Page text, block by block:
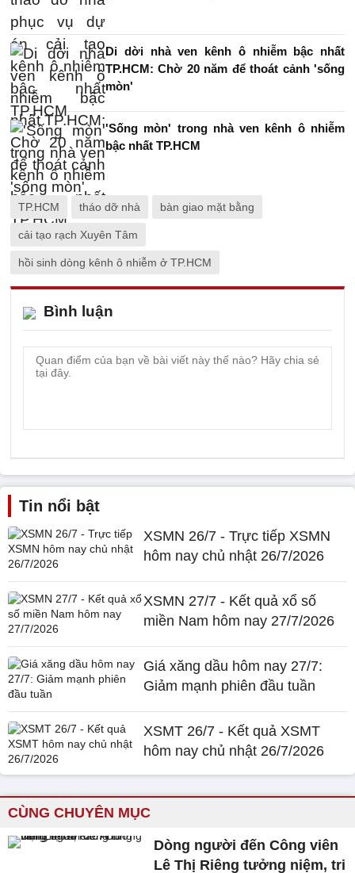
Di dời nhà ven kênh ô nhiễm bậc nhất
TP.HCM: Chờ 20 năm để thoát cảnh 'sống
mòn'
'Sống mòn' trong nhà ven kênh ô nhiễm
bậc nhất TP.HCM
TP.HCM tháo dỡ nhà bàn giao mặt bằng
cải tạo rạch Xuyên Tâm
hồi sinh dòng kênh ô nhiễm ở TP.HCM
Bình luận
Tin nổi bật
XSMN 26/7 - Trực tiếp XSMN
hôm nay chủ nhật 26/7/2026
XSMN 27/7 - Kết quả xổ số
miền Nam hôm nay 27/7/2026
Giá xăng dầu hôm nay 27/7:
Giảm mạnh phiên đầu tuần
XSMT 26/7 - Kết quả XSMT
hôm nay chủ nhật 26/7/2026
CÙNG CHUYÊN MỤC
Dòng người đến Công viên
Lê Thị Riêng tưởng niệm, tri